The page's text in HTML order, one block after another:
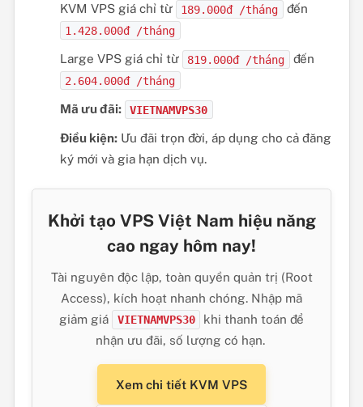
KVM VPS giá chỉ từ 189.000đ /tháng đến
1.428.000đ /tháng
Large VPS giá chỉ từ 819.000đ /tháng đến
2.604.000đ /tháng
Mã ưu đãi: VIETNAMVPS30
Điều kiện:Ưu đãi trọn đời, áp dụng cho cả đăng
ký mới và gia hạn dịch vụ.
Khởi tạo VPS Việt Nam hiệu năng
cao ngay hôm nay!
Tài nguyên độc lập, toàn quyền quản trị (Root
Access), kích hoạt nhanh chóng. Nhập mã
giảm giá
VIETNAMVPS30
khi thanh toán để
nhận ưu đãi, số lượng có hạn.
Xem chi tiết KVM VPS